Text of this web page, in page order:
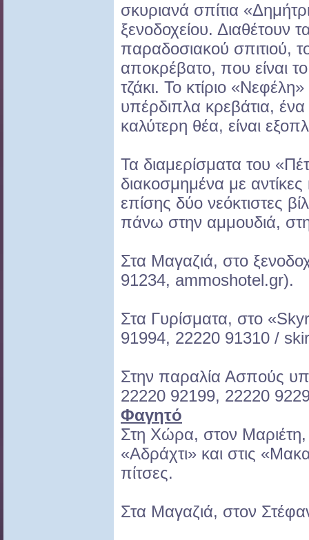
σκυριανά σπίτια
ξενοδοχείου. Διαθέτουν
παραδοσιακού σπιτιού,
αποκρέβατο, που είναι
τζάκι. Το κτίριο
υπέρδιπλα κρεβάτια,
καλύτερη θέα, είναι
Τα διαμερίσματα του
διακοσμημένα με αντίκες
επίσης δύο νεόκτιστες
πάνω στην αμμουδιά,
Στα Μαγαζιά, στο
91234, ammoshotel.gr).
Στα Γυρίσματα, στο
91994, 22220 91310 /
Στην παραλία Ασπούς
22220 92199, 22220
Φαγητό
Στη Χώρα, στον Μαριέτη,
«Αδράχτι» και στις
πίτσες.
Στα Μαγαζιά, στον